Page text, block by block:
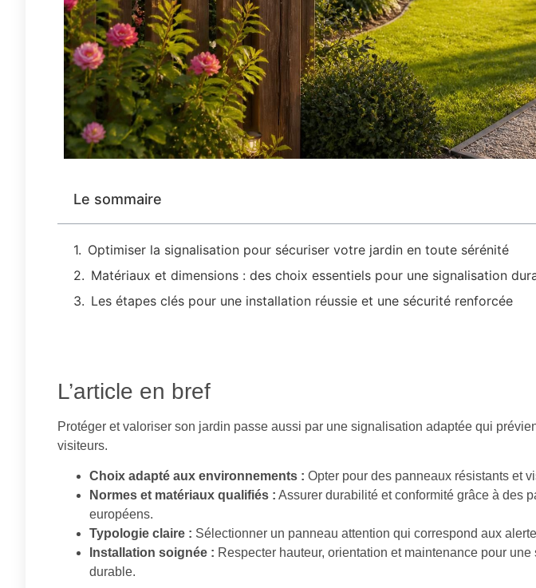
Le sommaire
Optimiser la signalisation pour sécuriser votre jardin en toute sérénité
Matériaux et dimensions : des choix essentiels pour une signalisation
Les étapes clés pour une installation réussie et une sécurité renforcée
L’article en bref
Protéger et valoriser son jardin passe aussi par une signalisation adaptée qui
visiteurs.
Choix adapté aux environnements : Opter pour des panneaux résistants et
Normes et matériaux qualifiés : Assurer durabilité et conformité grâce à des
européens.
Typologie claire : Sélectionner un panneau attention qui correspond aux
Installation soignée : Respecter hauteur, orientation et maintenance pour
durable.